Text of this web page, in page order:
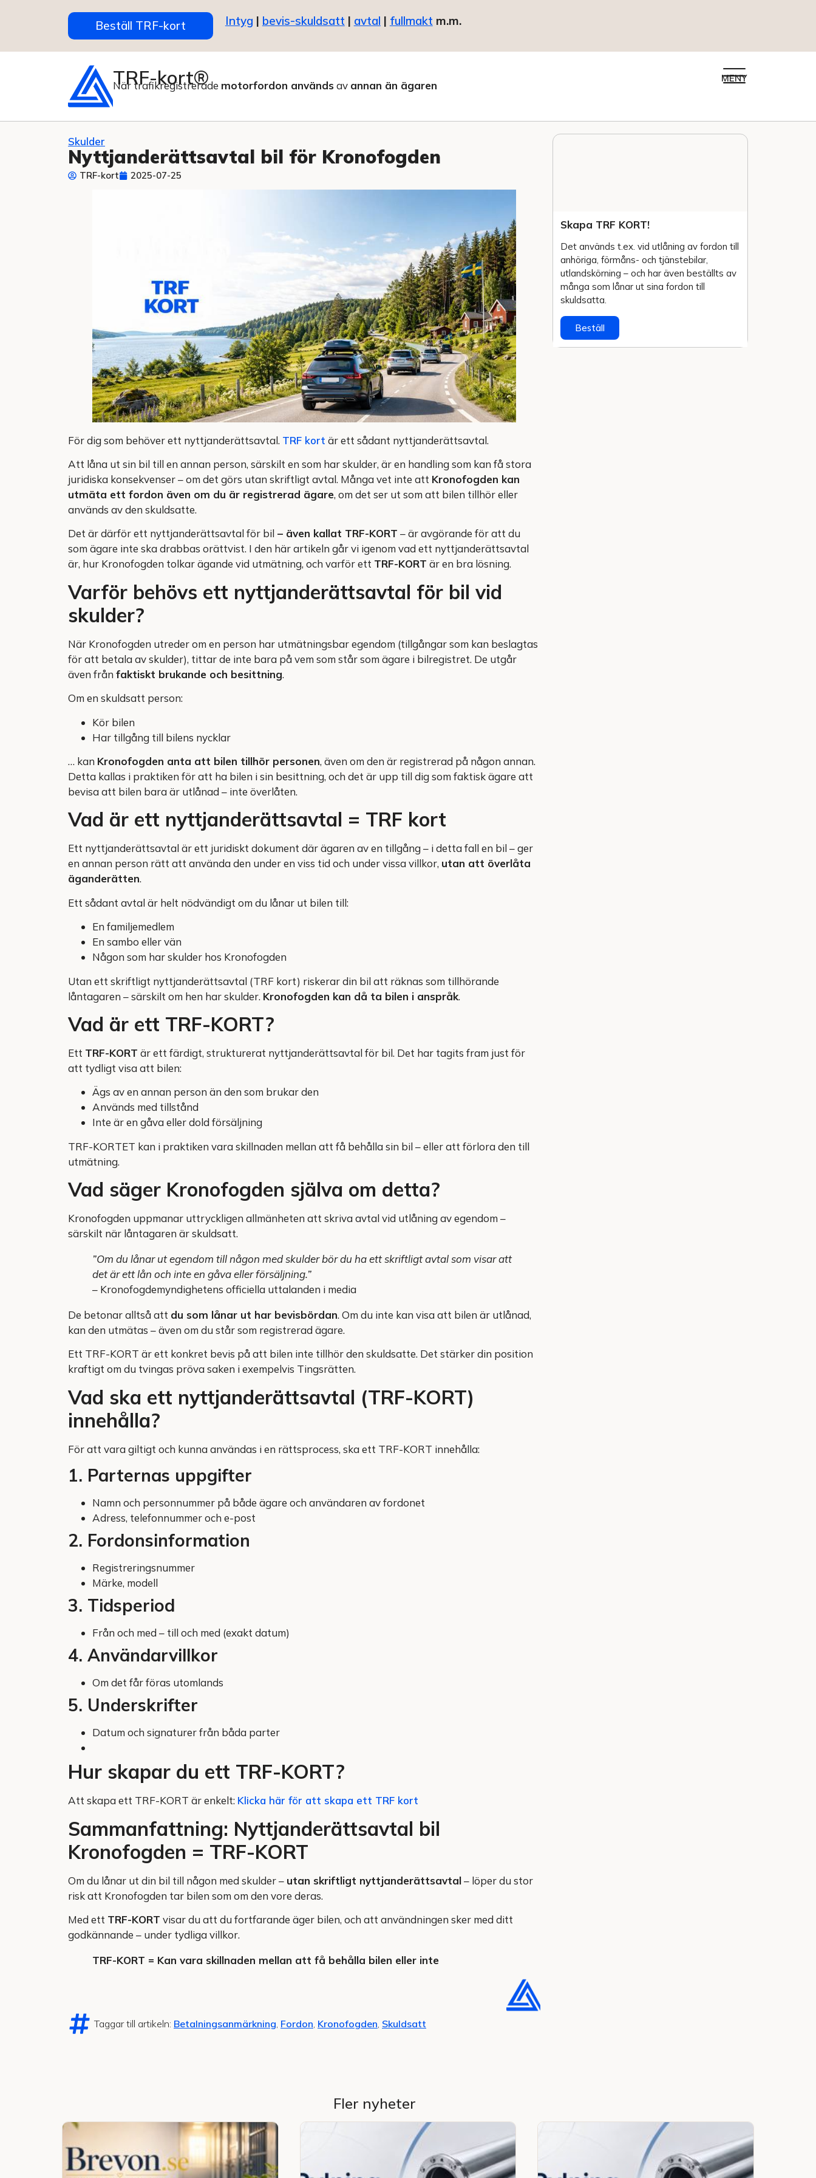
Beställ TRF-kort Intyg | bevis-skuldsatt | avtal | fullmakt m.m.
TRF-kort®
När trafikregistrerade motorfordon används av annan än ägaren
MENY
Skulder
Nyttjanderättsavtal bil för Kronofogden
TRF-kort 2025-07-25
För dig som behöver ett nyttjanderättsavtal. TRF kort är ett sådant nyttjanderättsavtal.
Att låna ut sin bil till en annan person, särskilt en som har skulder, är en handling som kan få stora
juridiska konsekvenser – om det görs utan skriftligt avtal. Många vet inte att Kronofogden kan
utmäta ett fordon även om du är registrerad ägare, om det ser ut som att bilen tillhör eller
används av den skuldsatte.
Det är därför ett nyttjanderättsavtal för bil – även kallat TRF-KORT – är avgörande för att du
som ägare inte ska drabbas orättvist. I den här artikeln går vi igenom vad ett nyttjanderättsavtal
är, hur Kronofogden tolkar ägande vid utmätning, och varför ett TRF-KORT är en bra lösning.
Varför behövs ett nyttjanderättsavtal för bil vid
skulder?
När Kronofogden utreder om en person har utmätningsbar egendom (tillgångar som kan beslagtas
för att betala av skulder), tittar de inte bara på vem som står som ägare i bilregistret. De utgår
även från faktiskt brukande och besittning.
Om en skuldsatt person:
Kör bilen
Har tillgång till bilens nycklar
… kan Kronofogden anta att bilen tillhör personen, även om den är registrerad på någon annan.
Detta kallas i praktiken för att ha bilen i sin besittning, och det är upp till dig som faktisk ägare att
bevisa att bilen bara är utlånad – inte överlåten.
Vad är ett nyttjanderättsavtal = TRF kort
Ett nyttjanderättsavtal är ett juridiskt dokument där ägaren av en tillgång – i detta fall en bil – ger
en annan person rätt att använda den under en viss tid och under vissa villkor, utan att överlåta
äganderätten.
Ett sådant avtal är helt nödvändigt om du lånar ut bilen till:
En familjemedlem
En sambo eller vän
Någon som har skulder hos Kronofogden
Utan ett skriftligt nyttjanderättsavtal (TRF kort) riskerar din bil att räknas som tillhörande
låntagaren – särskilt om hen har skulder. Kronofogden kan då ta bilen i anspråk.
Vad är ett TRF-KORT?
Ett TRF-KORT är ett färdigt, strukturerat nyttjanderättsavtal för bil. Det har tagits fram just för
att tydligt visa att bilen:
Ägs av en annan person än den som brukar den
Används med tillstånd
Inte är en gåva eller dold försäljning
TRF-KORTET kan i praktiken vara skillnaden mellan att få behålla sin bil – eller att förlora den till
utmätning.
Vad säger Kronofogden själva om detta?
Kronofogden uppmanar uttryckligen allmänheten att skriva avtal vid utlåning av egendom –
särskilt när låntagaren är skuldsatt.
”Om du lånar ut egendom till någon med skulder bör du ha ett skriftligt avtal som visar att
det är ett lån och inte en gåva eller försäljning.”
– Kronofogdemyndighetens officiella uttalanden i media
De betonar alltså att du som lånar ut har bevisbördan. Om du inte kan visa att bilen är utlånad,
kan den utmätas – även om du står som registrerad ägare.
Ett TRF-KORT är ett konkret bevis på att bilen inte tillhör den skuldsatte. Det stärker din position
kraftigt om du tvingas pröva saken i exempelvis Tingsrätten.
Vad ska ett nyttjanderättsavtal (TRF-KORT)
innehålla?
För att vara giltigt och kunna användas i en rättsprocess, ska ett TRF-KORT innehålla:
1. Parternas uppgifter
Namn och personnummer på både ägare och användaren av fordonet
Adress, telefonnummer och e-post
2. Fordonsinformation
Registreringsnummer
Märke, modell
3. Tidsperiod
Från och med – till och med (exakt datum)
4. Användarvillkor
Om det får föras utomlands
5. Underskrifter
Datum och signaturer från båda parter
Hur skapar du ett TRF-KORT?
Att skapa ett TRF-KORT är enkelt: Klicka här för att skapa ett TRF kort
Sammanfattning: Nyttjanderättsavtal bil
Kronofogden = TRF-KORT
Om du lånar ut din bil till någon med skulder – utan skriftligt nyttjanderättsavtal– löper du stor
risk att Kronofogden tar bilen som om den vore deras.
Med ett TRF-KORT visar du att du fortfarande äger bilen, och att användningen sker med ditt
godkännande – under tydliga villkor.
TRF-KORT = Kan vara skillnaden mellan att få behålla bilen eller inte
Taggar till artikeln: Betalningsanmärkning, Fordon, Kronofogden, Skuldsatt
Skapa TRF KORT!
Det används t.ex. vid utlåning av fordon till
anhöriga, förmåns- och tjänstebilar,
utlands­körning – och har även beställts av
många som lånar ut sina fordon till
skuldsatta.
Beställ
Fler nyheter